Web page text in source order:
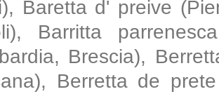
Baretta d' preive
Barritta
Brescia),
Berretta de